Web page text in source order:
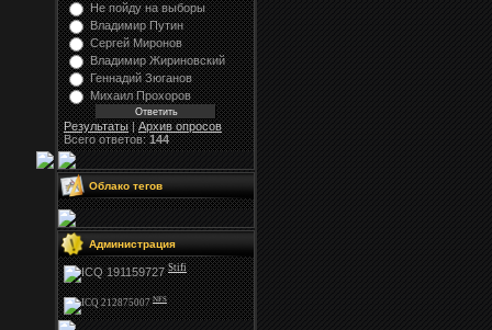
Не пойду на выборы
Владимир Путин
Сергей Миронов
Владимир Жириновский
Геннадий Зюганов
Михаил Прохоров
Результаты|Архив опросов
Всего ответов:144
Облако тегов
Администрация
Stifi
NFS